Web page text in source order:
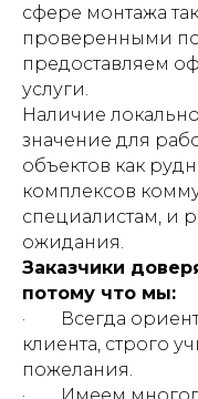
сфере монтажа
проверенными
предоставляем
услуги.
Наличие
значение для
объектов как
комплексов
специалистам, и
ожидания.
Заказчики
потому что мы:
· Всегда
клиента, строго
пожелания.
· Имеем